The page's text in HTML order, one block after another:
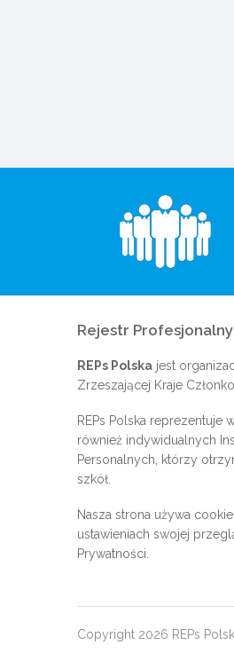
Rejestr
REPs Polska jest
Zrzeszającej Kraje
REPs Polska reprezentuje
również indywidualnych
Personalnych, którzy
szkół.
Nasza strona używa
ustawieniach swojej
Prywatności
Copyright 2026 REPs